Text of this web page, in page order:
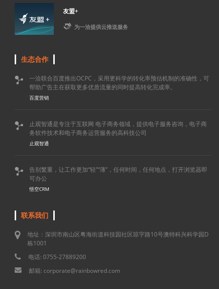
友盟+
 为一洽提供云推送服务
生态合作

一洽联合百度推出OCPC，采用更科学的转化率预估机制的准确性，可
帮助广告主在获取更多优质流量的同时提高转化完成率。
百度营销

止观智通是专注于互联网 电子商务领域，提供电子服务咨询，电子商
务软件技术和电子商务运营服务的高科技公司
止观智通

告别繁重，让工作更加“轻”“薄”，任何时间，任何地点，打开浏览器即
可办公
悟空CRM
联系我们
地址：深圳市南山区粤海街道科技园社区琼宇路10号澳特科兴科学园D
栋1001
电话: 0755-27889200
邮箱: corporate@rainbowred.com